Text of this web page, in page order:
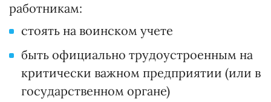
работникам:
стоять на воинском учете
быть официально трудоустроенным на
критически важном предприятии (или в
государственном органе)